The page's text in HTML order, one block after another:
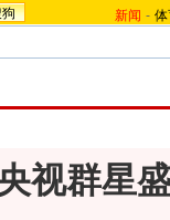
新闻 -
视群星